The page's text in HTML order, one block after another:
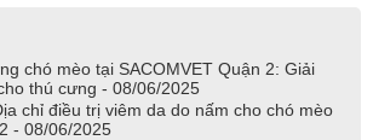
chó mèo tại SACOMVET Quận 2: Giải
thú cưng - 08/06/2025
chỉ điều trị viêm da do nấm cho chó mèo
- 08/06/2025